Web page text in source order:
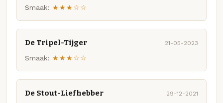
Smaak: ★★★☆☆
De Tripel-Tijger 21-05-2023
Smaak: ★★★☆☆
De Stout-Liefhebber 29-12-2021